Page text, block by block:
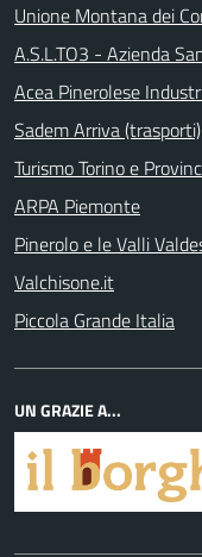
Unione Montana dei
A.S.L.TO3 - Azienda
Acea Pinerolese
Sadem Arriva (trasporti)
Turismo Torino e
ARPA Piemonte
Pinerolo e le Valli
Valchisone.it
Piccola Grande Italia
UN GRAZIE A...